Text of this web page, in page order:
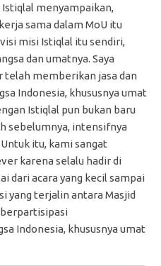
Istiqlal menyampaikan,
sama dalam MoU itu
misi Istiqlal itu sendiri,
dan umatnya. Saya
telah memberikan jasa dan
Indonesia, khususnya umat
Istiqlal pun bukan baru
sebelumnya, intensifnya
itu, kami sangat
karena selalu hadir di
dari acara yang kecil sampai
yang terjalin antara Masjid
Indonesia, khususnya umat